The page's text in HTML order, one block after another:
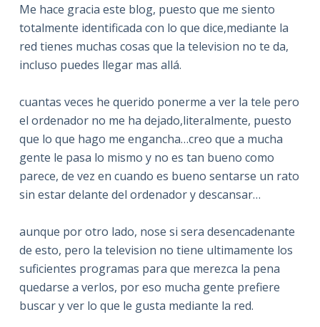
Me hace gracia este blog, puesto que me siento
totalmente identificada con lo que dice,mediante la
red tienes muchas cosas que la television no te da,
incluso puedes llegar mas allá.
cuantas veces he querido ponerme a ver la tele pero
el ordenador no me ha dejado,literalmente, puesto
que lo que hago me engancha…creo que a mucha
gente le pasa lo mismo y no es tan bueno como
parece, de vez en cuando es bueno sentarse un rato
sin estar delante del ordenador y descansar…
aunque por otro lado, nose si sera desencadenante
de esto, pero la television no tiene ultimamente los
suficientes programas para que merezca la pena
quedarse a verlos, por eso mucha gente prefiere
buscar y ver lo que le gusta mediante la red.